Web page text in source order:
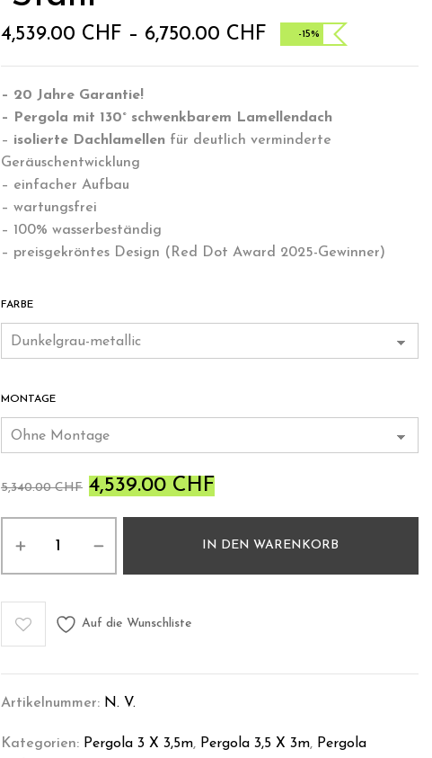
4,539.00 CHF – 6,750.00 CHF -15%
– 20 Jahre Garantie!
– Pergola mit 130° schwenkbarem Lamellendach
– isolierte Dachlamellen für deutlich verminderte
Geräuschentwicklung
– einfacher Aufbau
– wartungsfrei
– 100% wasserbeständig
– preisgekröntes Design (Red Dot Award 2025-Gewinner)
FARBE
MONTAGE
5,340.00CHF 4,539.00 CHF
IN DEN WARENKORB
Auf die Wunschliste
Artikelnummer: N. V.
Kategorien: Pergola 3 X 3,5m, Pergola 3,5 X 3m, Pergola